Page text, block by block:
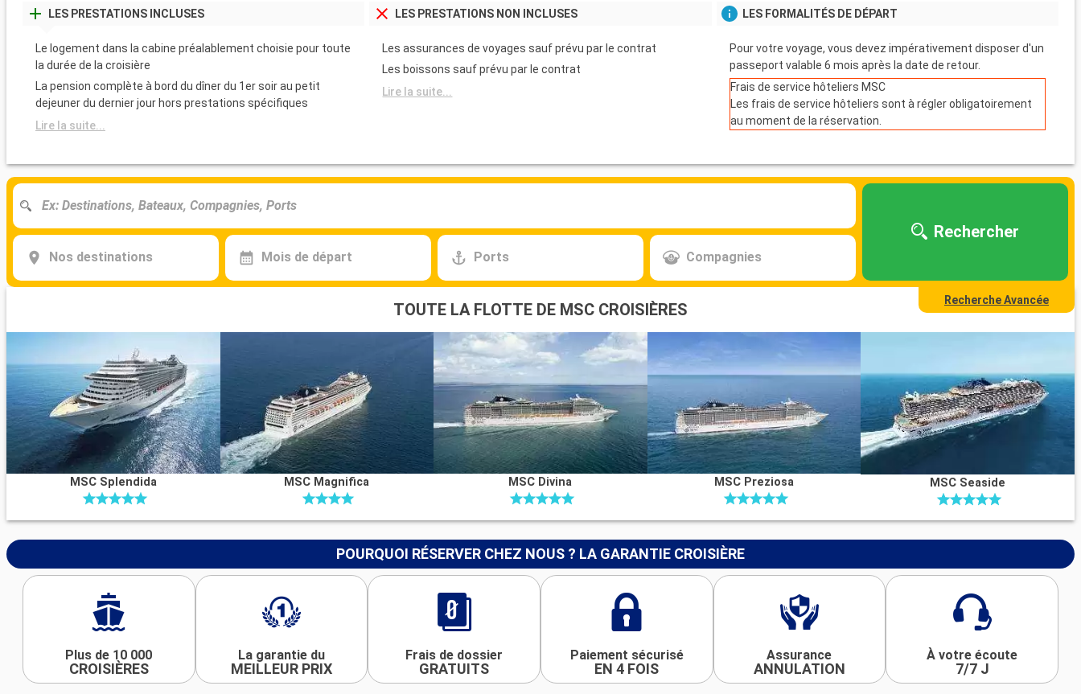
LES PRESTATIONS INCLUSES
Le logement dans la cabine préalablement choisie pour toute
la durée de la croisière
La pension complète à bord du dîner du 1er soir au petit
dejeuner du dernier jour hors prestations spécifiques
Lire la suite...
LES PRESTATIONS NON INCLUSES
Les assurances de voyages sauf prévu par le contrat
Les boissons sauf prévu par le contrat
Lire la suite...
LES FORMALITÉS DE DÉPART
Pour votre voyage, vous devez impérativement disposer d'un
passeport valable 6 mois après la date de retour.
Frais de service hôteliers MSC
Les frais de service hôteliers sont à régler obligatoirement
au moment de la réservation.
Nos destinations Mois de départ Ports Compagnies
Rechercher
Recherche Avancée
TOUTE LA FLOTTE DE MSC CROISIÈRES
MSC Splendida MSC Magnifica MSC Divina MSC Preziosa MSC Seaside
POURQUOI RÉSERVER CHEZ NOUS ? LA GARANTIE CROISIÈRE
Plus de 10 000
CROISIÈRES
La garantie du
MEILLEUR PRIX
Frais de dossier
GRATUITS
Paiement sécurisé
EN 4 FOIS
Assurance
ANNULATION
À votre écoute
7/7 J